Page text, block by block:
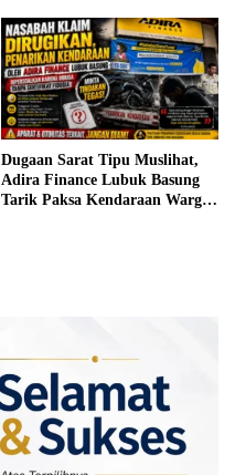
Dugaan Sarat Tipu Muslihat,
Adira Finance Lubuk Basung
Tarik Paksa Kendaraan Warga